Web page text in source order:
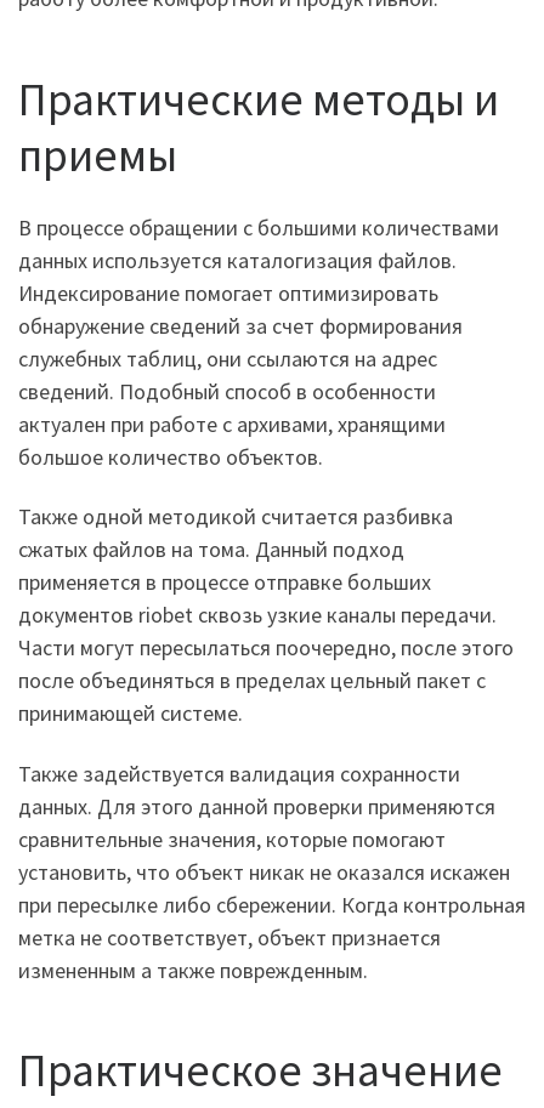
Практические методы и
приемы
В процессе обращении с большими количествами
данных используется каталогизация файлов.
Индексирование помогает оптимизировать
обнаружение сведений за счет формирования
служебных таблиц, они ссылаются на адрес
сведений. Подобный способ в особенности
актуален при работе с архивами, хранящими
большое количество объектов.
Также одной методикой считается разбивка
сжатых файлов на тома. Данный подход
применяется в процессе отправке больших
документов riobet сквозь узкие каналы передачи.
Части могут пересылаться поочередно, после этого
после объединяться в пределах цельный пакет с
принимающей системе.
Также задействуется валидация сохранности
данных. Для этого данной проверки применяются
сравнительные значения, которые помогают
установить, что объект никак не оказался искажен
при пересылке либо сбережении. Когда контрольная
метка не соответствует, объект признается
измененным а также поврежденным.
Практическое значение